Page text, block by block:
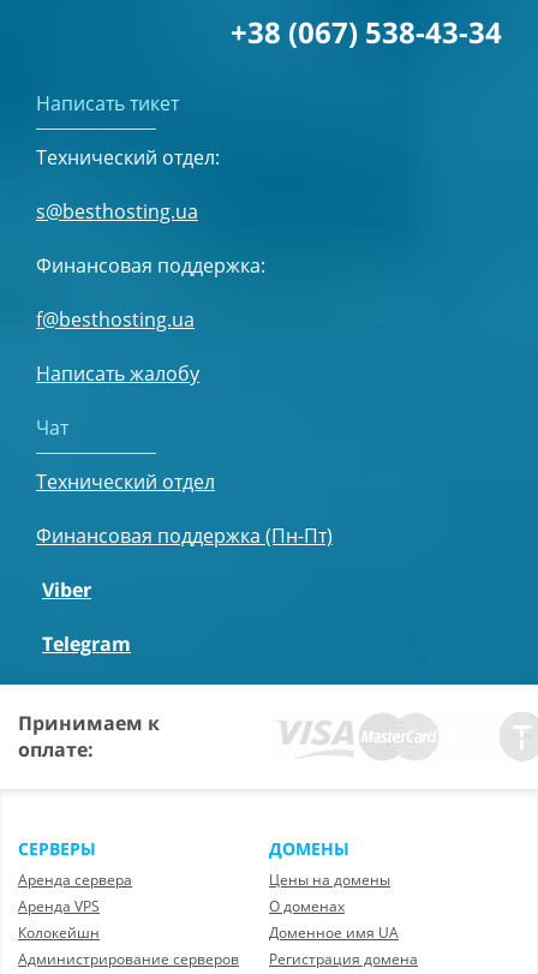
+38 (067) 538-43-34
Написать тикет
Технический отдел:
s@besthosting.ua
Финансовая поддержка:
f@besthosting.ua
Написать жалобу
Чат
Технический отдел
Финансовая поддержка (Пн-Пт)
Viber
Telegram
Принимаем к
оплате:
СЕРВЕРЫ
Аренда сервера
Аренда VPS
Колокейшн
Администрирование серверов
ДОМЕНЫ
Цены на домены
О доменах
Доменное имя UA
Регистрация домена